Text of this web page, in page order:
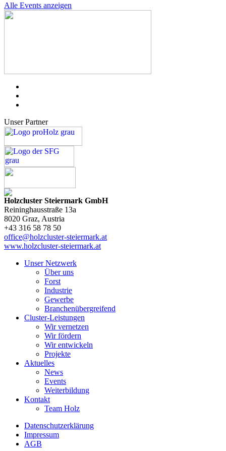
Alle Events anzeigen
Unser Partner
Holzcluster Steiermark GmbH
Reininghausstraße 13a
8020 Graz, Austria
+43 316 58 78 50
office@holzcluster-steiermark.at
www.holzcluster-steiermark.at
Unser Netzwerk
Über uns
Forst
Industrie
Gewerbe
Branchenübergreifend
Cluster-Leistungen
Wir vernetzen
Wir fördern
Wir entwickeln
Projekte
Aktuelles
News
Events
Weiterbildung
Kontakt
Team Holz
Datenschutzerklärung
Impressum
AGB